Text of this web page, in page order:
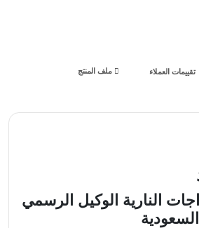
تقييمات العملاء ملف المنتج
النارية الوكيل الرسمي